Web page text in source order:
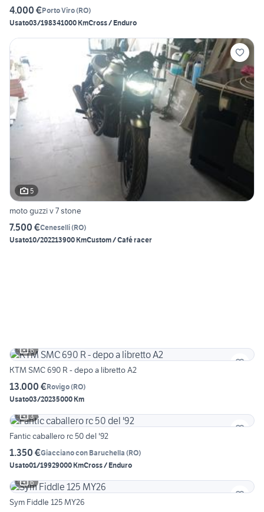
4.000 €Porto Viro(RO)
Usato03/198341000 KmCross / Enduro
5
moto guzzi v 7 stone
7.500 €Ceneselli(RO)
Usato10/202213900 KmCustom / Café racer
6
KTM SMC 690 R - depo a libretto A2
13.000 €Rovigo(RO)
Usato03/20235000 Km
3
Fantic caballero rc 50 del '92
1.350 €Giacciano con Baruchella (RO)
Usato01/19929000 KmCross / Enduro
6
Sym Fiddle 125 MY26